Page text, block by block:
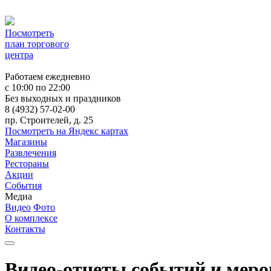
Посмотреть
план торгового
центра
Работаем ежедневно
c 10:00 по 22:00
Без выходных и праздников
8 (4932) 57-02-00
пр. Строителей, д. 25
Посмотреть на Яндекс картах
Магазины
Развлечения
Рестораны
Акции
События
Медиа
Видео Фото
О комплексе
Контакты